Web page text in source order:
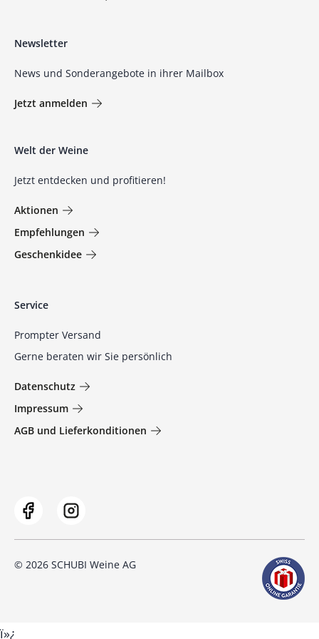
Newsletter
News und Sonderangebote in ihrer Mailbox
Jetzt anmelden
Welt der Weine
Jetzt entdecken und profitieren!
Aktionen
Empfehlungen
Geschenkidee
Service
Prompter Versand
Gerne beraten wir Sie persönlich
Datenschutz
Impressum
AGB und Lieferkonditionen
© 2026 SCHUBI Weine AG
ï»¿